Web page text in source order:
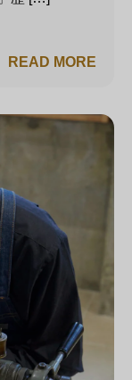
READ MORE